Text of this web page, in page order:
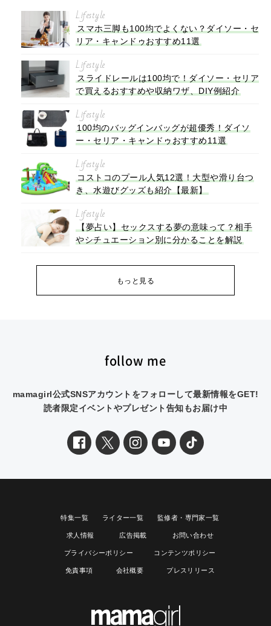
Lifestyle
スマホ三脚も100均でよくない？ダイソー・セ
リア・キャンドゥおすすめ11選
Lifestyle
スライドレールは100均で！ダイソー・セリア
で買えるおすすめや収納ワザ、DIY例紹介
Lifestyle
100均のバッグインバッグが超優秀！ダイソ
ー・セリア・キャンドゥおすすめ11選
Lifestyle
コストコのプール人気12選！大型や滑り台つ
き、水遊びグッズも紹介【最新】
Lifestyle
【夢占い】セックスする夢の意味って？相手
やシチュエーション別に分かることを解説
もっと見る
follow me
mamagirl公式SNSアカウントをフォローして最新情報をGET!
読者限定イベントやプレゼント告知もお届け中
特集一覧 ライター一覧 監修者・専門家一覧
求人情報 広告掲載 お問い合わせ
プライバシーポリシー コンテンツポリシー
免責事項 会社概要 プレスリリース